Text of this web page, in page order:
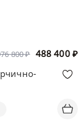
800 ₽ 488 400 ₽